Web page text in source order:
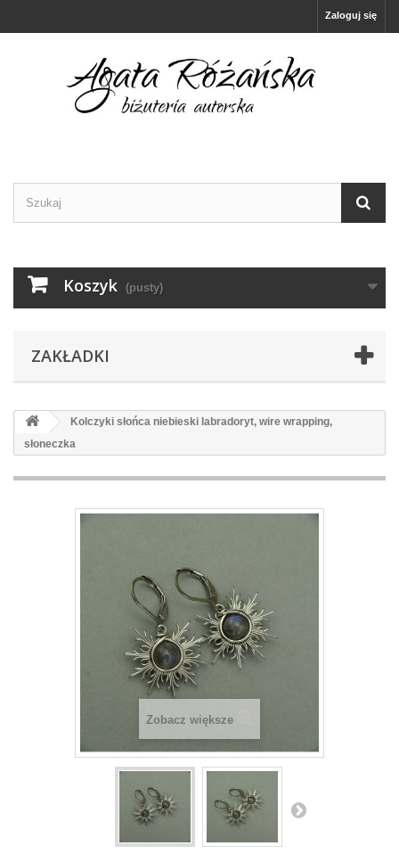
Zaloguj się
Koszyk (pusty)
ZAKŁADKI
Kolczyki słońca niebieski labradoryt, wire wrapping,
słoneczka
Zobacz większe